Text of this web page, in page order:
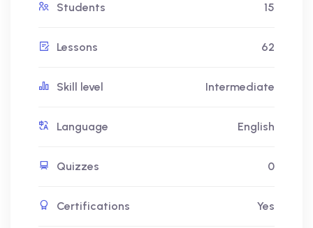
Students 15
Lessons 62
Skill level Intermediate
Language English
Quizzes 0
Certifications Yes